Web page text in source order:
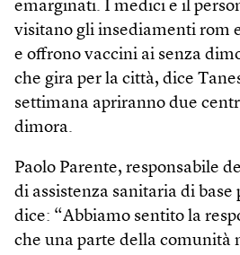
emarginati. I medici e il
visitano gli insediamenti rom
e offrono vaccini ai senza
che gira per la città, dice
settimana apriranno due
dimora.
Paolo Parente, responsabile
di assistenza sanitaria di base
dice: “Abbiamo sentito la
che una parte della comunità